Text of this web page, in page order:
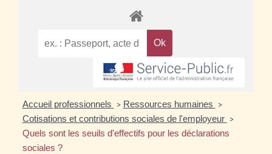
Accueil professionnels > Ressources humaines >
Cotisations et contributions sociales de l'employeur >
Quels sont les seuils d'effectifs pour les déclarations
sociales ?